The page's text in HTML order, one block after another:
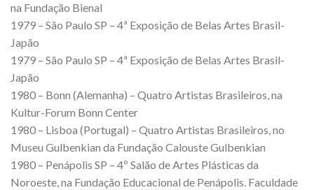
na Fundação Bienal
1979 – São Paulo SP – 4ª Exposição de Belas Artes Brasil-
Japão
1979 – São Paulo SP – 4ª Exposição de Belas Artes Brasil-
Japão
1980 – Bonn (Alemanha) – Quatro Artistas Brasileiros, na
Kultur-Forum Bonn Center
1980 – Lisboa (Portugal) – Quatro Artistas Brasileiros, no
Museu Gulbenkian da Fundação Calouste Gulbenkian
1980 – Penápolis SP – 4º Salão de Artes Plásticas da
Noroeste, na Fundação Educacional de Penápolis. Faculdade